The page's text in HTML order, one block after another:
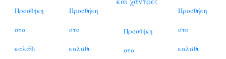
Προσθήκη
στο
καλάθι
Προσθήκη
στο
καλάθι
Προσθήκη
στο
Προσθήκη
στο
καλάθι